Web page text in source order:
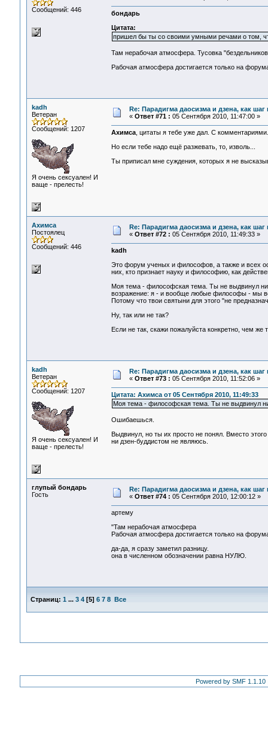
Сообщений: 446
бондарь
Цитата:
пришел бы ты со своими умными речами о том,
Там нерабочая атмосфера. Тусовка
Рабочая атмосфера достигается только на
kadh
Ветеран
Сообщений: 1207
Я очень сексуален! И
ваще - прелесть!
Re: Парадигма даосизма и дзена, как
« Ответ #71 : 05 Сентября 2010, 11:47:00 »
Ахимса, цитаты я тебе уже дал. С
Но если тебе надо ещё разжевать, то, изволь...
Ты приписал мне суждения, которых я не
Ахимса
Постоялец
Сообщений: 446
Re: Парадигма даосизма и дзена, как
« Ответ #72 : 05 Сентября 2010, 11:49:33 »
kadh
Это форум ученых и философов, а также и всех
них, кто признает науку и философию, как
Моя тема - философская тема. Ты не выдвинул
возражение: я - и вообще любые философы - мы
Потому что твои святыни для этого "не
Ну, так или не так?
Если не так, скажи пожалуйста конкретно, чем
kadh
Ветеран
Сообщений: 1207
Я очень сексуален! И
ваще - прелесть!
Re: Парадигма даосизма и дзена, как
« Ответ #73 : 05 Сентября 2010, 11:52:06 »
Цитата: Ахимса от 05 Сентября 2010, 11:49:33
Моя тема - философская тема. Ты не выдвинул
Ошибаешься.
Выдвинул, но ты их просто не понял. Вместо
ни дзен-буддистом не являюсь.
глупый бондарь
Гость
Re: Парадигма даосизма и дзена, как
« Ответ #74 : 05 Сентября 2010, 12:00:12 »
артему
"Там нерабочая атмосфера
Рабочая атмосфера достигается только на
да-да, я сразу заметил разницу.
она в численном обозначении равна НУЛЮ.
Страниц: 1 ... 3 4[5] 6 7 8 Все
Powered by SMF 1.1.10